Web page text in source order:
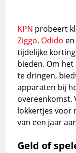
KPN probeert
Ziggo, Odido en
tijdelijke
bieden. Om
te dringen,
apparaten bij
overeenkomst.
lokkertjes voor
van een jaar
Geld of